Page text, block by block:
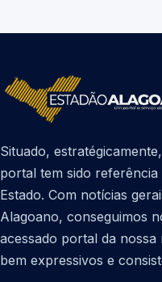
Situado,
portal tem sido
Estado. Com notícias
Alagoano, conseguimos
acessado portal da
bem expressivos e